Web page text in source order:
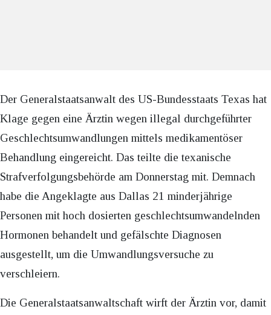
Der Generalstaatsanwalt des US-Bundesstaats Texas hat
Klage gegen eine Ärztin wegen illegal durchgeführter
Geschlechtsumwandlungen mittels medikamentöser
Behandlung eingereicht. Das teilte die texanische
Strafverfolgungsbehörde am Donnerstag mit. Demnach
habe die Angeklagte aus Dallas 21 minderjährige
Personen mit hoch dosierten geschlechtsumwandelnden
Hormonen behandelt und gefälschte Diagnosen
ausgestellt, um die Umwandlungsversuche zu
verschleiern.
Die Generalstaatsanwaltschaft wirft der Ärztin vor, damit